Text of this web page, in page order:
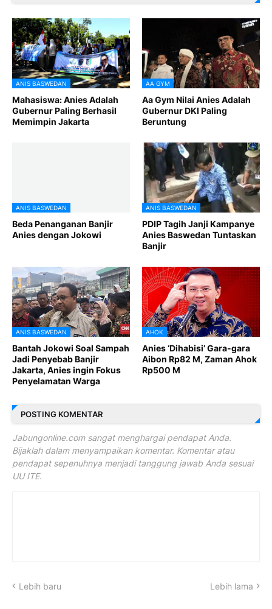
ANIS BASWEDAN
Mahasiswa: Anies Adalah
Gubernur Paling Berhasil
Memimpin Jakarta
AA GYM
Aa Gym Nilai Anies Adalah
Gubernur DKI Paling
Beruntung
ANIS BASWEDAN
Beda Penanganan Banjir
Anies dengan Jokowi
ANIS BASWEDAN
PDIP Tagih Janji Kampanye
Anies Baswedan Tuntaskan
Banjir
ANIS BASWEDAN
Bantah Jokowi Soal Sampah
Jadi Penyebab Banjir
Jakarta, Anies ingin Fokus
Penyelamatan Warga
AHOK
Anies ‘Dihabisi’ Gara-gara
Aibon Rp82 M, Zaman Ahok
Rp500 M
POSTING KOMENTAR
Jabungonline.com sangat menghargai pendapat Anda.
Bijaklah dalam menyampaikan komentar. Komentar atau
pendapat sepenuhnya menjadi tanggung jawab Anda sesuai
UU ITE.
Lebih baru Lebih lama